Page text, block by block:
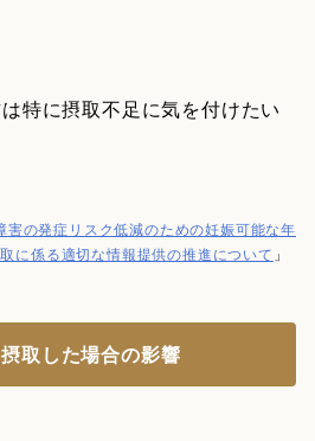
特に摂取不足に気を付けたい
害の発症リスク低減のための妊娠可能な年
に係る適切な情報提供の推進について 」
取した場合の影響